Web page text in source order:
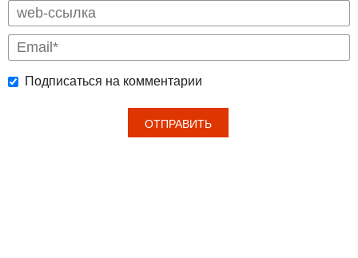
Подписаться на комментарии